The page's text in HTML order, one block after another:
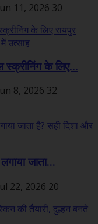
11, 2026 30
स्क्रीनिंग के लिए...
8, 2026 32
जाता...
22, 2026 20